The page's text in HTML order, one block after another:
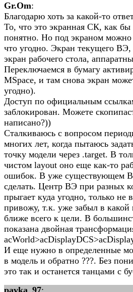
Gr.Om:
Благодарю хоть за какой-то
То, что это экранная СК, как бы
понятно. Но под экраном можно
что угодно. Экран текущего
экран рабочего стола,
Переключаемся в бумагу
MSpace, и там снова экран
угодно).
Доступ по официальным
заблокирован. Можете
написано?))
Сталкиваюсь с вопросом
многих лет, когда пытаюсь
точку модели через .target. В
чистом layout оно еще как-то
ошибок. В уже существующем
сделать. Центр ВЭ при разных
прыгает куда угодно, только
привожу, т.к. уже забыл в
ближе всего к цели. В
показана двойная
И еще нужно в определенные
в модель и обратно ???. Без
это так и останется танцами с
pavka_97: